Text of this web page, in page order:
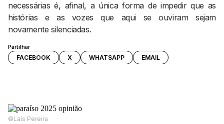
Partilhar
FACEBOOK X WHATSAPP EMAIL
necessárias é, afinal, a única forma de impedir que as
histórias e as vozes que aqui se ouviram sejam
novamente silenciadas.
©Laís Pereira